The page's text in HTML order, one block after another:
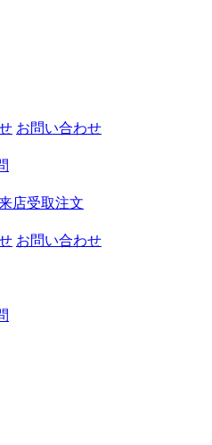
お問い合わせ
店受取注文
お問い合わせ